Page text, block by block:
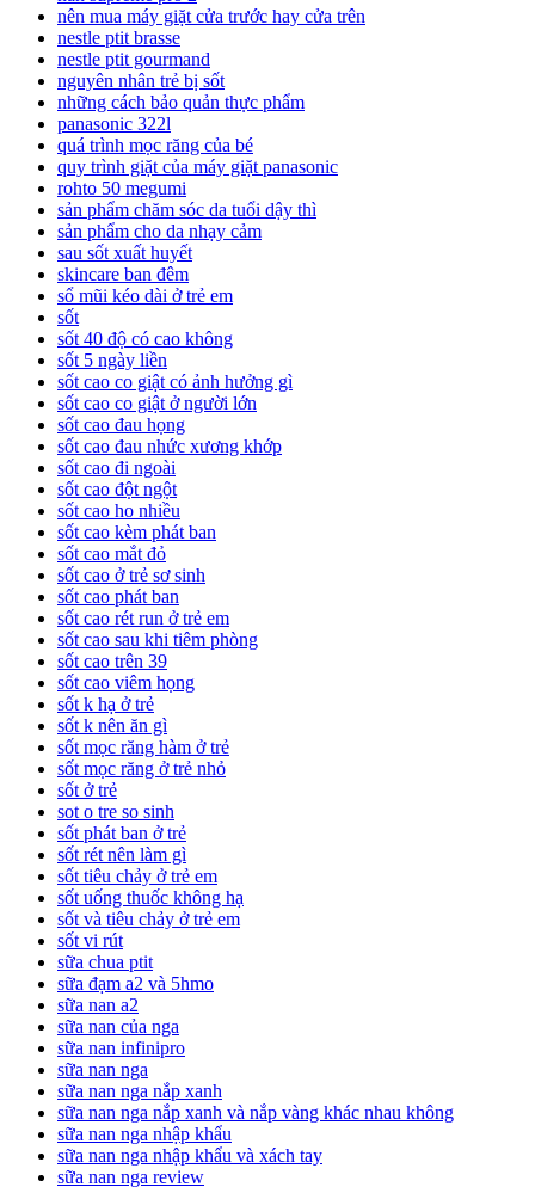
nên mua máy giặt cửa trước hay cửa trên
nestle ptit brasse
nestle ptit gourmand
nguyên nhân trẻ bị sốt
những cách bảo quản thực phẩm
panasonic 322l
quá trình mọc răng của bé
quy trình giặt của máy giặt panasonic
rohto 50 megumi
sản phẩm chăm sóc da tuổi dậy thì
sản phẩm cho da nhạy cảm
sau sốt xuất huyết
skincare ban đêm
sổ mũi kéo dài ở trẻ em
sốt
sốt 40 độ có cao không
sốt 5 ngày liền
sốt cao co giật có ảnh hưởng gì
sốt cao co giật ở người lớn
sốt cao đau họng
sốt cao đau nhức xương khớp
sốt cao đi ngoài
sốt cao đột ngột
sốt cao ho nhiều
sốt cao kèm phát ban
sốt cao mắt đỏ
sốt cao ở trẻ sơ sinh
sốt cao phát ban
sốt cao rét run ở trẻ em
sốt cao sau khi tiêm phòng
sốt cao trên 39
sốt cao viêm họng
sốt k hạ ở trẻ
sốt k nên ăn gì
sốt mọc răng hàm ở trẻ
sốt mọc răng ở trẻ nhỏ
sốt ở trẻ
sot o tre so sinh
sốt phát ban ở trẻ
sốt rét nên làm gì
sốt tiêu chảy ở trẻ em
sốt uống thuốc không hạ
sốt và tiêu chảy ở trẻ em
sốt vi rút
sữa chua ptit
sữa đạm a2 và 5hmo
sữa nan a2
sữa nan của nga
sữa nan infinipro
sữa nan nga
sữa nan nga nắp xanh
sữa nan nga nắp xanh và nắp vàng khác nhau không
sữa nan nga nhập khẩu
sữa nan nga nhập khẩu và xách tay
sữa nan nga review